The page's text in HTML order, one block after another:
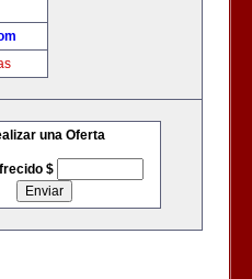
una Oferta
$